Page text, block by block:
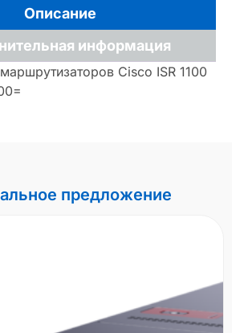
Описание
информация
Cisco ISR 1100
предложение